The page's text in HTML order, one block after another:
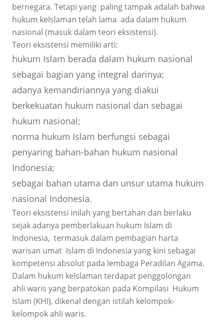
bernegara. Tetapi yang paling tampak adalah bahwa
hukum keIslaman telah lama ada dalam hukum
nasional (masuk dalam teori eksistensi).
Teori eksistensi memiliki arti:
hukum Islam berada dalam hukum nasional
sebagai bagian yang integral darinya;
adanya kemandiriannya yang diakui
berkekuatan hukum nasional dan sebagai
hukum nasional;
norma hukum Islam berfungsi sebagai
penyaring bahan-bahan hukum nasional
Indonesia;
sebagai bahan utama dan unsur utama hukum
nasional Indonesia.
Teori eksistensi inilah yang bertahan dan berlaku
sejak adanya pemberlakuan hukum Islam di
Indonesia, termasuk dalam pembagian harta
warisan umat Islam di Indonesia yang kini sebagai
kompetensi absolut pada lembaga Peradilan Agama.
Dalam hukum keIslaman terdapat penggolongan
ahli waris yang berpatokan pada Kompilasi Hukum
Islam (KHI), dikenal dengan istilah kelompok-
kelompok ahli waris.